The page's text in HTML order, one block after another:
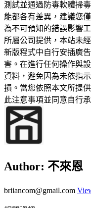
測試並通過防毒軟體掃
能都各有差異，建議您
為不可預知的錯誤影響
所屬公司提供，本站未
新版程式中自行安插廣
害。在進行任何操作與
資料，避免因為未依指
損。當您依照本文所提
此注意事項並同意自行
Author: 不來恩
briiancom@gmail.com